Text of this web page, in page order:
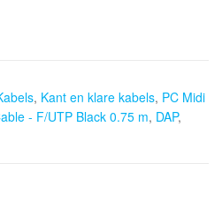
, Kant en klare kabels, PC Midi
- F/UTP Black 0.75 m, DAP,